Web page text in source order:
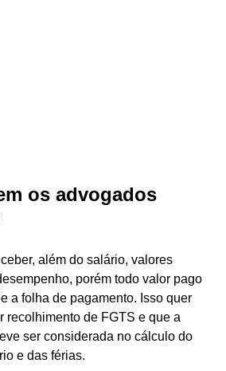
os advogados
além do salário, valores
porém todo valor pago
a folha de pagamento. Isso quer
recolhimento de FGTS e que a
ser considerada no cálculo do
e das férias.